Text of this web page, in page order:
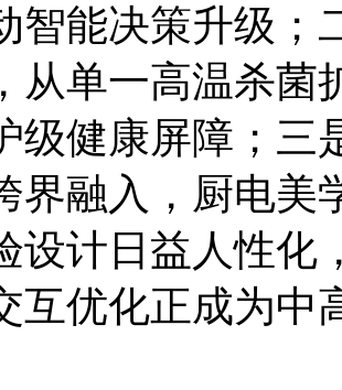
智能决策升级；
从单一高温杀菌
级健康屏障；三
界融入，厨电美
设计日益人性化
互优化正成为中